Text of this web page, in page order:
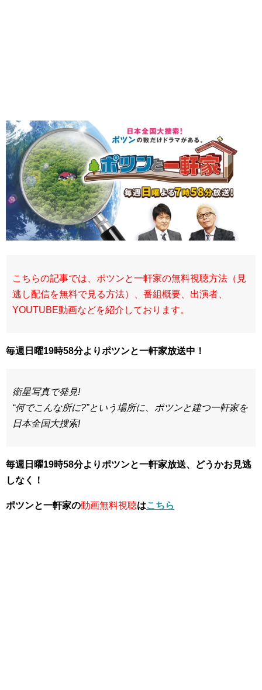
こちらの記事では、ポツンと一軒家の無料視聴方法（見
逃し配信を無料で見る方法）、番組概要、出演者、
YOUTUBE動画などを紹介しております。
毎週日曜19時58分よりポツンと一軒家放送中！
衛星写真で発見!
“何でこんな所に?”という場所に、ポツンと建つ一軒家を
日本全国大捜索!
毎週日曜19時58分よりポツンと一軒家放送、どうかお見逃
しなく！
ポツンと一軒家の動画無料視聴はこちら